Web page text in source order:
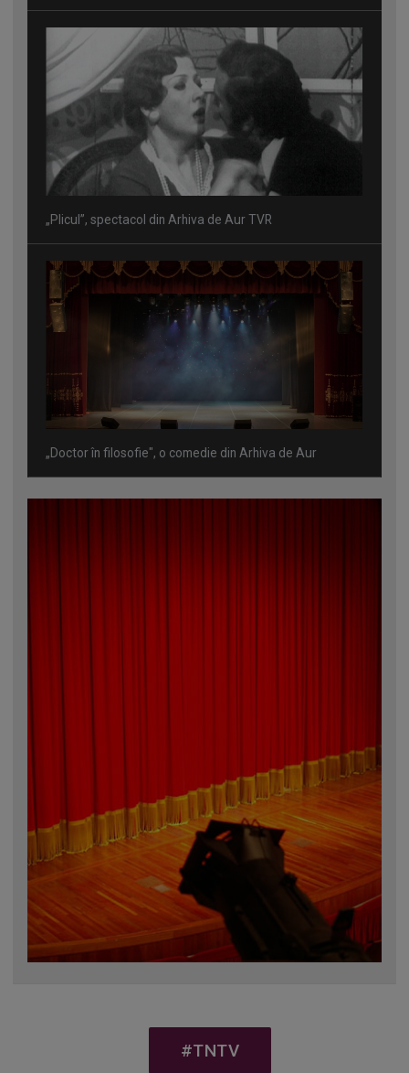
„Plicul”, spectacol din Arhiva de Aur TVR
„Doctor în filosofie", o comedie din Arhiva de Aur
#TNTV